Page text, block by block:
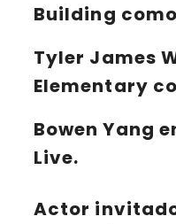
Building
Tyler James
Elementary
Bowen Yang
Live.
Actor